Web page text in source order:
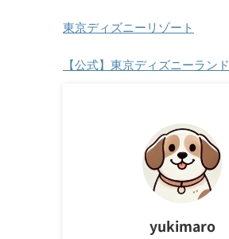
東京ディズニーリゾート
【公式】東京ディズニーランド
yukimaro